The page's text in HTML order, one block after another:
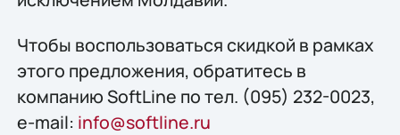
Чтобы воспользоваться скидкой в рамках
этого предложения, обратитесь в
компанию SoftLine по тел. (095) 232-0023,
e-mail: info@softline.ru